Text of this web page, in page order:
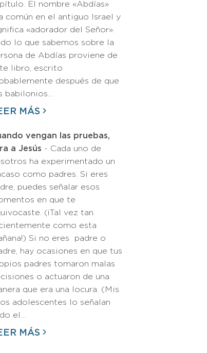
El nombre «Abdías»
común en el antiguo Israel y
«adorador del Señor».
lo que sabemos sobre la
de Abdías proviene de
libro, escrito
después de que
babilonios…
MÁS
vengan las pruebas,
a Jesús - Cada uno de
ha experimentado un
como padres. Si eres
puedes señalar esos
en que te
(¡Tal vez tan
como esta
Si no eres padre o
hay ocasiones en que tus
padres tomaron malas
o actuaron de una
que era una locura. (Mis
adolescentes lo señalan
el…
MÁS